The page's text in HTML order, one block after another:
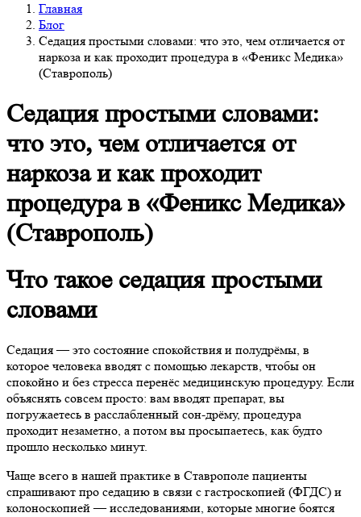
Главная
Блог
Седация простыми словами: что это, чем отличается от
наркоза и как проходит процедура в «Феникс Медика»
(Ставрополь)
Седация простыми словами:
что это, чем отличается от
наркоза и как проходит
процедура в «Феникс Медика»
(Ставрополь)
Что такое седация простыми
словами
Седация — это состояние спокойствия и полудрёмы, в
которое человека вводят с помощью лекарств, чтобы он
спокойно и без стресса перенёс медицинскую процедуру. Если
объяснять совсем просто: вам вводят препарат, вы
погружаетесь в расслабленный сон-дрёму, процедура
проходит незаметно, а потом вы просыпаетесь, как будто
прошло несколько минут.
Чаще всего в нашей практике в Ставрополе пациенты
спрашивают про седацию в связи с гастроскопией (ФГДС) и
колоноскопией — исследованиями, которые многие боятся